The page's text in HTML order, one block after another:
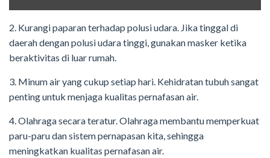
2. Kurangi paparan terhadap polusi udara. Jika tinggal di
daerah dengan polusi udara tinggi, gunakan masker ketika
beraktivitas di luar rumah.
3. Minum air yang cukup setiap hari. Kehidratan tubuh sangat
penting untuk menjaga kualitas pernafasan air.
4. Olahraga secara teratur. Olahraga membantu memperkuat
paru-paru dan sistem pernapasan kita, sehingga
meningkatkan kualitas pernafasan air.